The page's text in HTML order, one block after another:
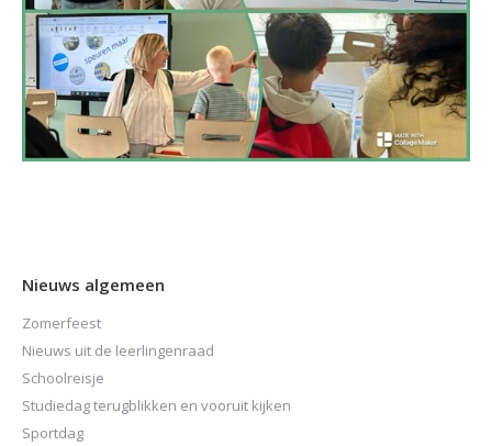
Nieuws algemeen
Zomerfeest
Nieuws uit de leerlingenraad
Schoolreisje
Studiedag terugblikken en vooruit kijken
Sportdag